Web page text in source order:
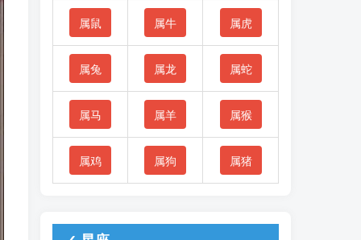
属鼠 属牛 属虎
属兔 属龙 属蛇
属马 属羊 属猴
属鸡 属狗 属猪